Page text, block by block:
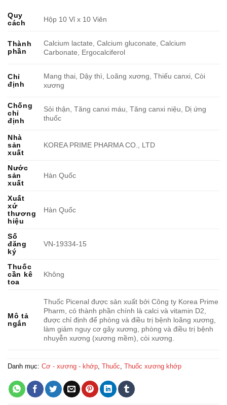
Quy
cách
Hộp 10 Vỉ x 10 Viên
Thành
phần
Calcium lactate, Calcium gluconate, Calcium
Carbonate, Ergocalciferol
Chỉ
định
Mang thai, Dậy thì, Loãng xương, Thiếu canxi, Còi
xương
Chống
chỉ
định
Sỏi thận, Tăng canxi máu, Tăng canxi niệu, Dị ứng
thuốc
Nhà
sản
xuất
KOREA PRIME PHARMA CO., LTD
Nước
sản
xuất
Hàn Quốc
Xuất
xứ
thương
hiệu
Hàn Quốc
Số
đăng
ký
VN-19334-15
Thuốc
cần kê
toa
Không
Mô tả
ngắn
Thuốc Picenal được sản xuất bởi Công ty Korea Prime
Pharm, có thành phần chính là calci và vitamin D2,
được chỉ định để phòng và điều trị bệnh loãng xương,
làm giảm nguy cơ gãy xương, phòng và điều trị bệnh
nhuyễn xương (xương mềm), còi xương.
Danh mục: Cơ - xương - khớp Thuốc Thuốc xương khớp